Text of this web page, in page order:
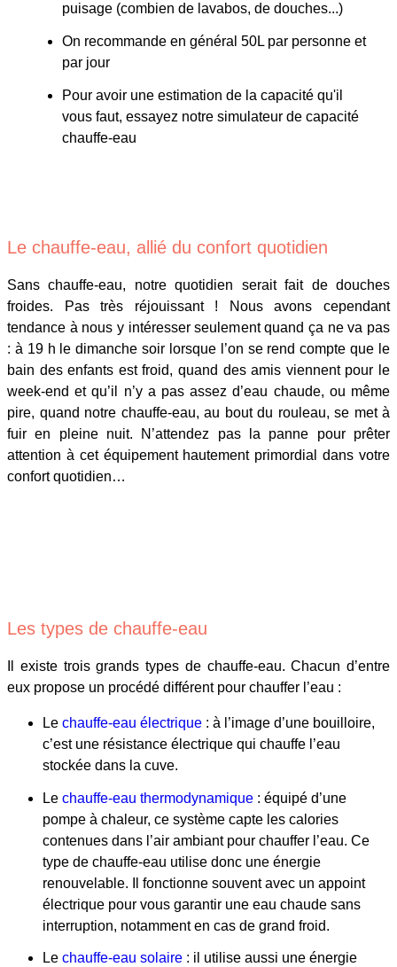
puisage (combien de lavabos, de douches...)
On recommande en général 50L par personne et
par jour
Pour avoir une estimation de la capacité qu'il
vous faut, essayez notre simulateur de capacité
chauffe-eau
Le chauffe-eau, allié du confort quotidien
Sans chauffe-eau, notre quotidien serait fait de douches
froides. Pas très réjouissant ! Nous avons cependant
tendance à nous y intéresser seulement quand ça ne va pas
: à 19 h le dimanche soir lorsque l’on se rend compte que le
bain des enfants est froid, quand des amis viennent pour le
week-end et qu’il n’y a pas assez d’eau chaude, ou même
pire, quand notre chauffe-eau, au bout du rouleau, se met à
fuir en pleine nuit. N’attendez pas la panne pour prêter
attention à cet équipement hautement primordial dans votre
confort quotidien…
Les types de chauffe-eau
Il existe trois grands types de chauffe-eau. Chacun d’entre
eux propose un procédé différent pour chauffer l’eau :
Le chauffe-eau électrique : à l’image d’une bouilloire,
c’est une résistance électrique qui chauffe l’eau
stockée dans la cuve.
Le chauffe-eau thermodynamique : équipé d’une
pompe à chaleur, ce système capte les calories
contenues dans l’air ambiant pour chauffer l’eau. Ce
type de chauffe-eau utilise donc une énergie
renouvelable. Il fonctionne souvent avec un appoint
électrique pour vous garantir une eau chaude sans
interruption, notamment en cas de grand froid.
Le chauffe-eau solaire : il utilise aussi une énergie